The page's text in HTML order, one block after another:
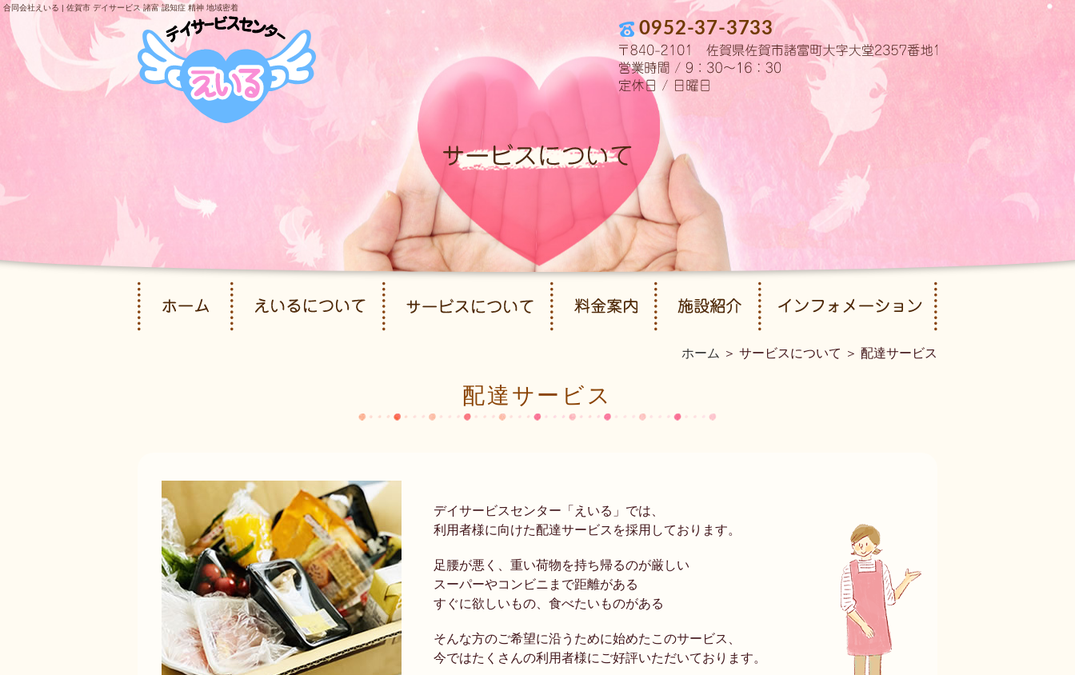
合同会社えいる | 佐賀市 デイサービス 諸富 認知症 精神 地域密着
0952-37-3733
ホーム ＞ サービスについて ＞ 配達サービス
配達サービス
デイサービスセンター「えいる」では、
利用者様に向けた配達サービスを採用しております。
足腰が悪く、重い荷物を持ち帰るのが厳しい
スーパーやコンビニまで距離がある
すぐに欲しいもの、食べたいものがある
そんな方のご希望に沿うために始めたこのサービス、
今ではたくさんの利用者様にご好評いただいております。